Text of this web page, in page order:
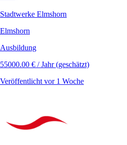
Stadtwerke Elmshorn
Elmshorn
Ausbildung
55000.00 € / Jahr (geschätzt)
Veröffentlicht vor 1 Woche